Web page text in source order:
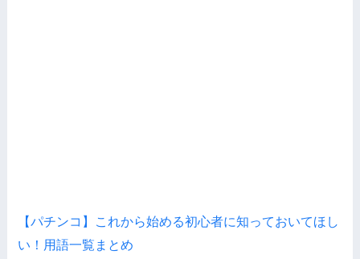
【パチンコ】これから始める初心者に知っておいてほし
い！用語一覧まとめ